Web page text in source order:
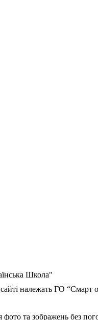
Школа"
належать ГО “Смарт
та зображень без